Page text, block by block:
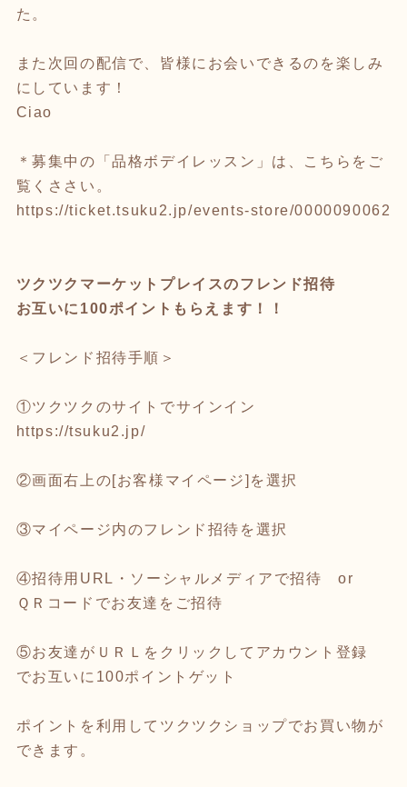
た。
また次回の配信で、皆様にお会いできるのを楽しみ
にしています！
Ciao
＊募集中の「品格ボデイレッスン」は、こちらをご
覧くささい。
https://ticket.tsuku2.jp/events-store/0000090062
ツクツクマーケットプレイスのフレンド招待
お互いに100ポイントもらえます！！
＜フレンド招待手順＞
①ツクツクのサイトでサインイン
https://tsuku2.jp/
②画面右上の[お客様マイページ]を選択
③マイページ内のフレンド招待を選択
④招待用URL・ソーシャルメディアで招待 or
ＱＲコードでお友達をご招待
⑤お友達がＵＲＬをクリックしてアカウント登録
でお互いに100ポイントゲット
ポイントを利用してツクツクショップでお買い物が
できます。